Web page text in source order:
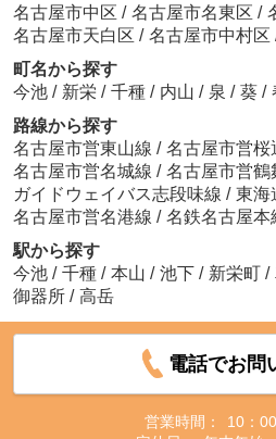
名古屋市中区 / 名古屋市名東区 /
名古屋市天白区 / 名古屋市中村区
町名から探す
今池 / 新栄 / 千種 / 内山 / 泉 / 葵 /
路線から探す
名古屋市営東山線 / 名古屋市営桜
名古屋市営名城線 / 名古屋市営鶴
ガイドウェイバス志段味線 / 東海
名古屋市営名港線 / 名鉄名古屋本
駅から探す
今池 / 千種 / 本山 / 池下 / 新栄町 /
御器所 / 高岳
電話でお問
営業時間：
10：